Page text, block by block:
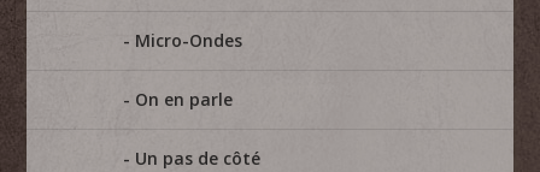
Micro-Ondes
On en parle
Un pas de côté